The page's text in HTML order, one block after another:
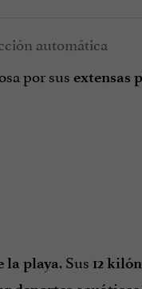
por sus extensas
la playa. Sus 12